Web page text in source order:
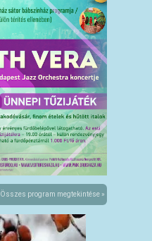
Összes program megtekintése »